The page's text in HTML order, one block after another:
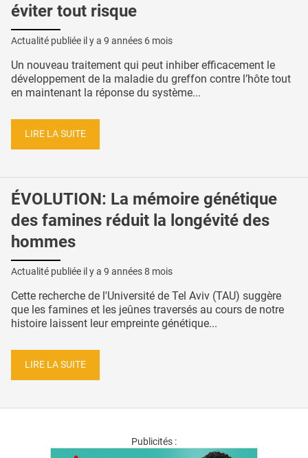
éviter tout risque
Actualité publiée il y a 9 années 6 mois
Un nouveau traitement qui peut inhiber efficacement le
développement de la maladie du greffon contre l’hôte tout
en maintenant la réponse du système...
LIRE LA SUITE
ÉVOLUTION: La mémoire génétique
des famines réduit la longévité des
hommes
Actualité publiée il y a 9 années 8 mois
Cette recherche de l'Université de Tel Aviv (TAU) suggère
que les famines et les jeûnes traversés au cours de notre
histoire laissent leur empreinte génétique...
LIRE LA SUITE
Publicités :